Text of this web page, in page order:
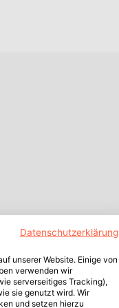
Datenschutzerklärung
unserer Website. Einige von
verwenden wir
serverseitiges Tracking),
sie genutzt wird. Wir
und setzen hierzu